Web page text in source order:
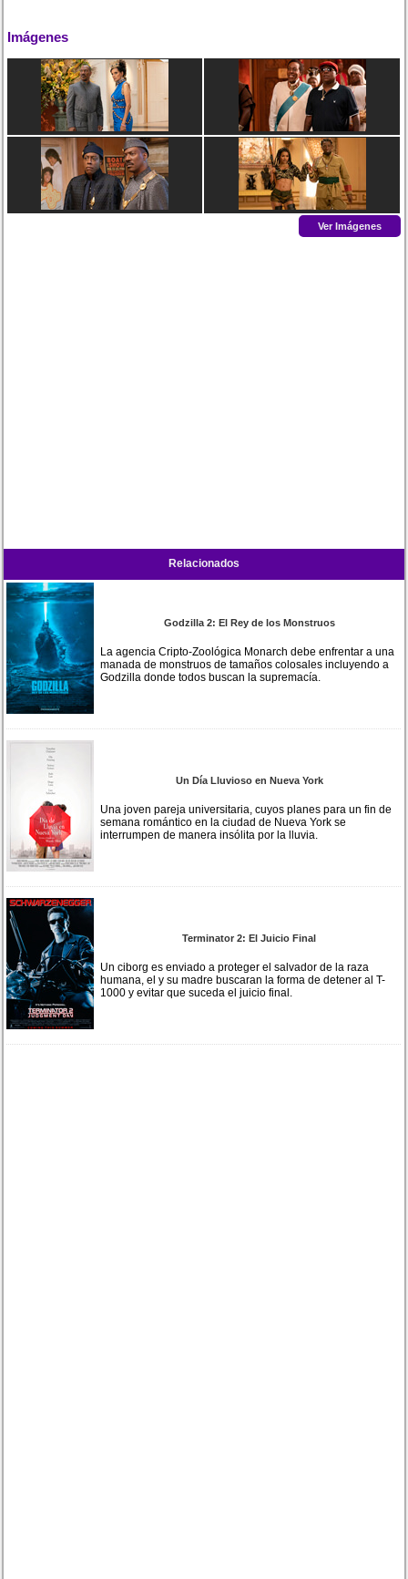
Imágenes
Ver Imágenes
Relacionados
Godzilla 2: El Rey de los Monstruos
La agencia Cripto-Zoológica Monarch debe enfrentar a una
manada de monstruos de tamaños colosales incluyendo a
Godzilla donde todos buscan la supremacía.
Un Día Lluvioso en Nueva York
Una joven pareja universitaria, cuyos planes para un fin de
semana romántico en la ciudad de Nueva York se
interrumpen de manera insólita por la lluvia.
Terminator 2: El Juicio Final
Un ciborg es enviado a proteger el salvador de la raza
humana, el y su madre buscaran la forma de detener al T-
1000 y evitar que suceda el juicio final.